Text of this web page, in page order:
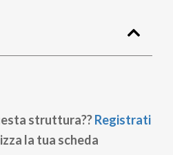
struttura??Registrati
la tua scheda